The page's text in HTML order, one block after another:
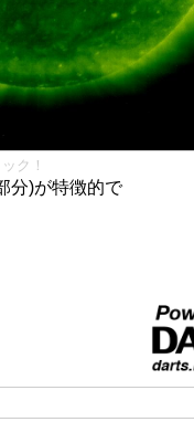
ク！
分)が特徴的で